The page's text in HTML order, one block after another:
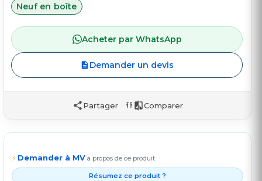
Neuf en boîte
Acheter par WhatsApp
Demander un devis
Partager Comparer
⚡ Demander à MV à propos de ce produit
Résumez ce produit ?